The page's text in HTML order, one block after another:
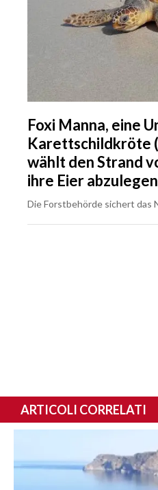
Foxi Manna, eine
Karettschildkröte
wählt den Strand
ihre Eier abzulegen
Die Forstbehörde sichert das
ARTICOLI CORRELATI